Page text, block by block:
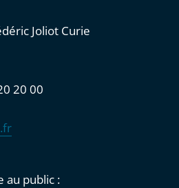
Joliot Curie
20 00
au public :